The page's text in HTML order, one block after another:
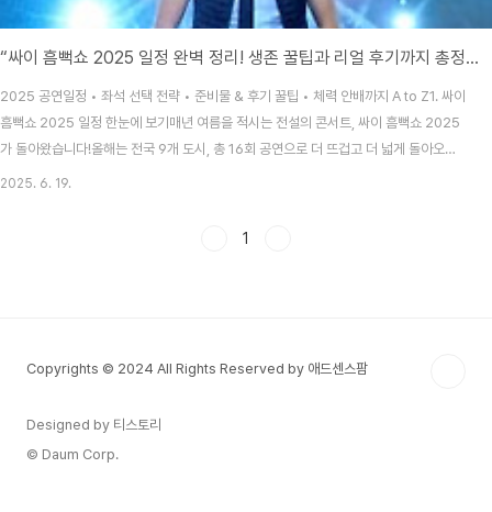
“싸이 흠뻑쇼 2025 일정 완벽 정리! 생존 꿀팁과 리얼 후기까지 총정리”
2025 공연일정 • 좌석 선택 전략 • 준비물 & 후기 꿀팁 • 체력 안배까지 A to Z1. 싸이
흠뻑쇼 2025 일정 한눈에 보기매년 여름을 적시는 전설의 콘서트, 싸이 흠뻑쇼 2025
가 돌아왔습니다!올해는 전국 9개 도시, 총 16회 공연으로 더 뜨겁고 더 넓게 돌아오며,
이미 화제의 중심에 있습니다 .6월 28~29일: 인천 아시아드 주경기장7월 5일: 의정부
2025. 6. 19.
1
Copyrights © 2024 All Rights Reserved by 애드센스팜
Designed by 티스토리
© Daum Corp.